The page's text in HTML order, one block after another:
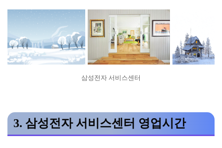
삼성전자 서비스센터
3. 삼성전자 서비스센터 영업시간